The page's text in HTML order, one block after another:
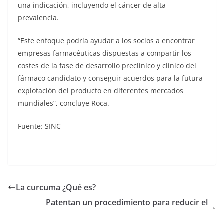
una indicación, incluyendo el cáncer de alta
prevalencia.
“Este enfoque podría ayudar a los socios a encontrar
empresas farmacéuticas dispuestas a compartir los
costes de la fase de desarrollo preclínico y clínico del
fármaco candidato y conseguir acuerdos para la futura
explotación del producto en diferentes mercados
mundiales”, concluye Roca.
Fuente: SINC
La curcuma ¿Qué es?
Patentan un procedimiento para reducir el